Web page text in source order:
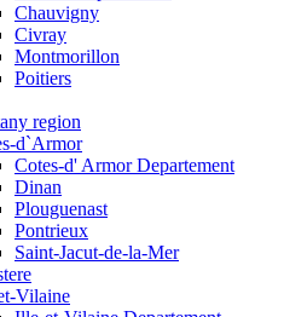
Chauvigny
Civray
Montmorillon
Poitiers
region
d`Armor
Cotes-d' Armor Departement
Dinan
Plouguenast
Pontrieux
Saint-Jacut-de-la-Mer
Vilaine